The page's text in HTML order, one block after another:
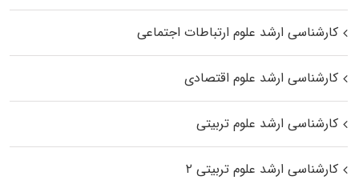
کارشناسی ارشد علوم ارتباطات اجتماعی
کارشناسی ارشد علوم اقتصادی
کارشناسی ارشد علوم تربیتی
کارشناسی ارشد علوم تربیتی ۲